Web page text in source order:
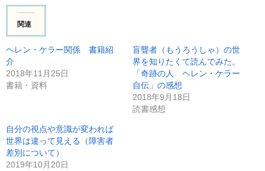
関連
ヘレン・ケラー関係 書籍紹
介
2018年11月25日
書籍・資料
盲聾者（もうろうしゃ）の世
界を知りたくて読んでみた。
「奇跡の人 ヘレン・ケラー
自伝」の感想
2018年9月18日
読書感想
自分の視点や意識が変われば
世界は違って見える（障害者
差別について）
2019年10月20日